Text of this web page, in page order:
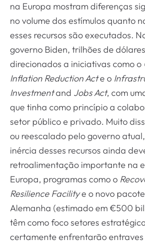
na Europa mostram diferenças
no volume dos estímulos quanto
esses recursos são executados.
governo Biden, trilhões de
direcionados a iniciativas como o
Inflation Reduction Acte o
Investmentand Jobs Act, com
que tinha como princípio a
setor público e privado. Muito
ou reescalado pelo governo
inércia desses recursos ainda
retroalimentação importante na
Europa, programas como o
Resilience Facilitye o novo
Alemanha (estimado em €500
têm como foco setores
certamente enfrentarão entraves